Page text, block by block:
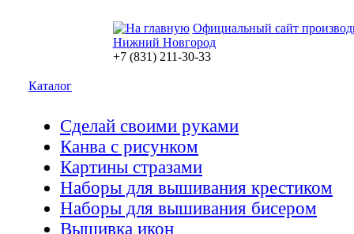
Официальный сайт
Нижний Новгород
+7 (831) 211-30-33
Каталог
Сделай своими руками
Канва с рисунком
Картины стразами
Наборы для вышивания крестиком
Наборы для вышивания бисером
Вышивка икон